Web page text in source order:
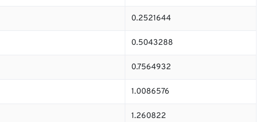
0.2521644
0.5043288
0.7564932
1.0086576
1.260822